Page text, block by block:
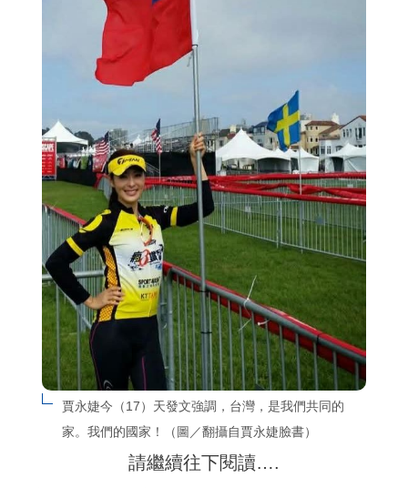
賈永婕今（17）天發文強調，台灣，是我們共同的
家。我們的國家！（圖／翻攝自賈永婕臉書）
請繼續往下閱讀….